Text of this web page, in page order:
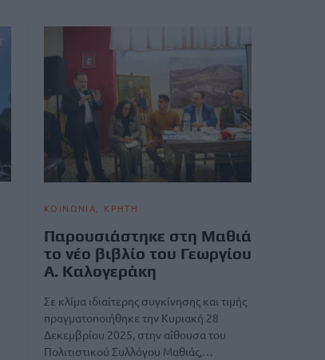
ΚΟΙΝΩΝΙΑ ΚΡΗΤΗ
Παρουσιάστηκε στη Μαθιά
το νέο βιβλίο του Γεωργίου
Α. Καλογεράκη
Σε κλίμα ιδιαίτερης συγκίνησης και τιμής
πραγματοποιήθηκε την Κυριακή 28
Δεκεμβρίου 2025, στην αίθουσα του
Πολιτιστικού Συλλόγου Μαθιάς,…